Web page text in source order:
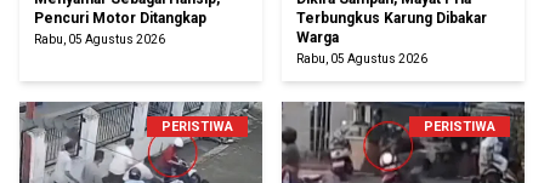
Pencuri Motor Ditangkap
Rabu, 05 Agustus 2026
Terbungkus Karung Dibakar
Warga
Rabu, 05 Agustus 2026
PERISTIWA PERISTIWA